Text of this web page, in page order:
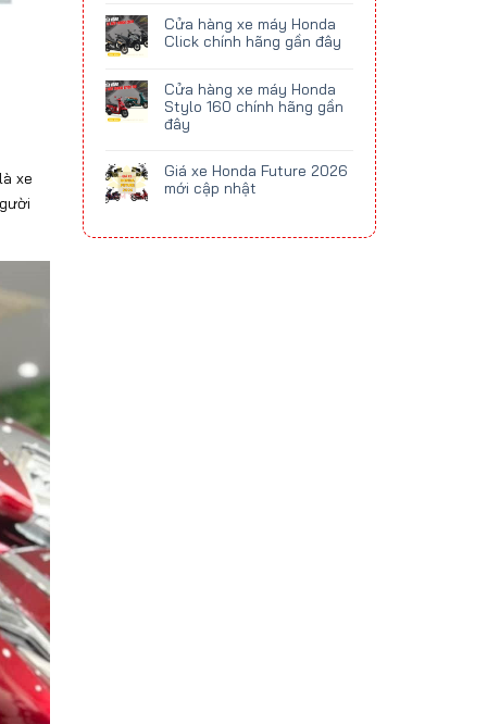
à xe
ười
Cửa hàng xe máy Honda
Click chính hãng gần đây
Cửa hàng xe máy Honda
Stylo 160 chính hãng gần
đây
Giá xe Honda Future 2026
mới cập nhật